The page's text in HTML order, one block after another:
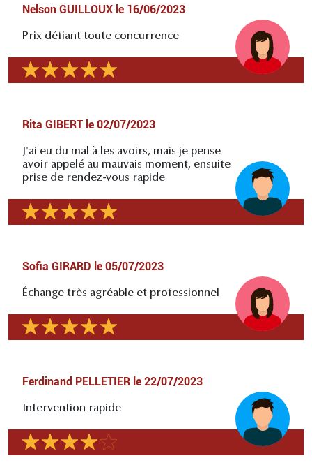
Nelson GUILLOUX le 16/06/2023
Prix défiant toute concurrence
Rita GIBERT le 02/07/2023
J'ai eu du mal à les avoirs, mais je pense
avoir appelé au mauvais moment, ensuite
prise de rendez-vous rapide
Sofia GIRARD le 05/07/2023
Échange très agréable et professionnel
Ferdinand PELLETIER le 22/07/2023
Intervention rapide